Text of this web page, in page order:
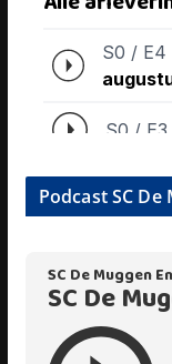
Podcast SC